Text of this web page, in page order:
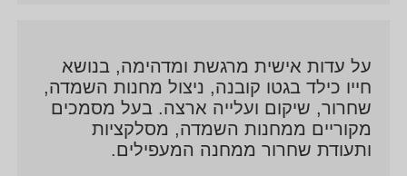
על עדות אישית מרגשת ומדהימה, בנושא
חייו כילד בגטו קובנה, ניצול מחנות השמדה,
שחרור, שיקום ועלייה ארצה. בעל מסמכים
מקוריים ממחנות השמדה, מסלקציות
ותעודת שחרור ממחנה המעפילים.